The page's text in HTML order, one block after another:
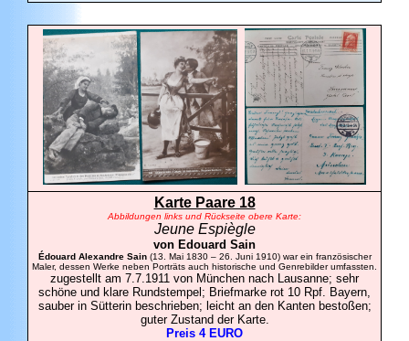
Karte Paare 18
Abbildungen links und Rückseite obere Karte:
Jeune Espiègle
von Edouard Sain
Édouard Alexandre Sain(13. Mai 1830 – 26. Juni 1910) war ein französischer
Maler, dessen Werke neben Porträts auch historische und Genrebilder umfassten.
zugestellt am 7.7.1911 von München nach Lausanne; sehr
schöne und klare Rundstempel; Briefmarke rot 10 Rpf. Bayern,
sauber in Sütterin beschrieben; leicht an den Kanten bestoßen;
guter Zustand der Karte.
Preis 4 EURO